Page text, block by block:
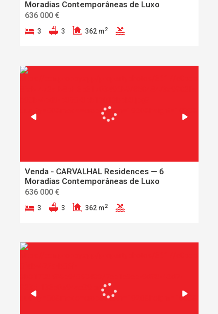
Moradias Contemporâneas de Luxo
636 000 €
3 3 362 m2
Venda - CARVALHAL Residences — 6
Moradias Contemporâneas de Luxo
636 000 €
3 3 362 m2